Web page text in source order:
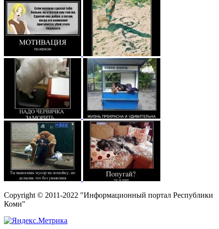
Copyright © 2011-2022 "Информационный портал Республики
Коми"